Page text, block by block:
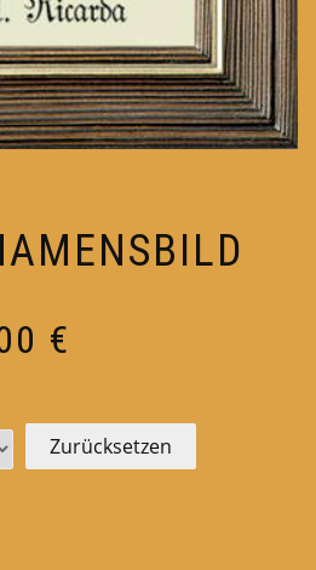
€
58,00 €
Zurücksetzen